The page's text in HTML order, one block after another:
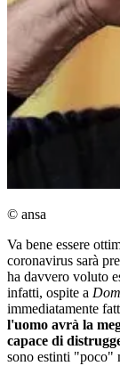
© ansa
Va bene essere
coronavirus sarà
ha davvero voluto
infatti, ospite a
immediatamente
l'uomo avrà la
capace di
sono estinti "poco"